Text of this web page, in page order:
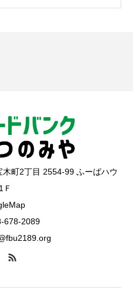
町2丁目 2554-99 ふーばハウ
Ｆ
2089